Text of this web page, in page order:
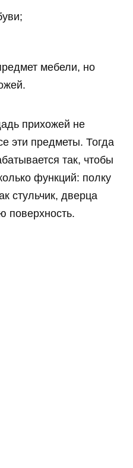
мебели, но
прихожей не
эти предметы. Тогда
так, чтобы
функций: полку
стульчик, дверца
поверхность.